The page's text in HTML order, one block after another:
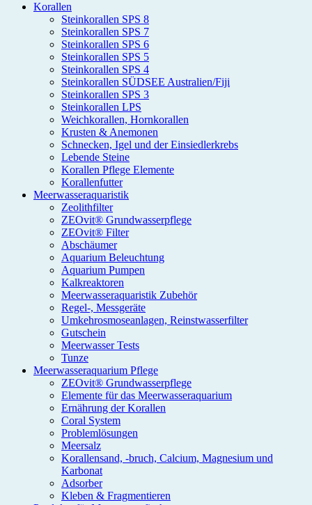
Korallen
Steinkorallen SPS 8
Steinkorallen SPS 7
Steinkorallen SPS 6
Steinkorallen SPS 5
Steinkorallen SPS 4
Steinkorallen SÜDSEE Australien/Fiji
Steinkorallen SPS 3
Steinkorallen LPS
Weichkorallen, Hornkorallen
Krusten & Anemonen
Schnecken, Igel und der Einsiedlerkrebs
Lebende Steine
Korallen Pflege Elemente
Korallenfutter
Meerwasseraquaristik
Zeolithfilter
ZEOvit® Grundwasserpflege
ZEOvit® Filter
Abschäumer
Aquarium Beleuchtung
Aquarium Pumpen
Kalkreaktoren
Meerwasseraquaristik Zubehör
Regel-, Messgeräte
Umkehrosmoseanlagen, Reinstwasserfilter
Gutschein
Meerwasser Tests
Tunze
Meerwasseraquarium Pflege
ZEOvit® Grundwasserpflege
Elemente für das Meerwasseraquarium
Ernährung der Korallen
Coral System
Problemlösungen
Meersalz
Korallensand, -bruch, Calcium, Magnesium und
Karbonat
Adsorber
Kleben & Fragmentieren